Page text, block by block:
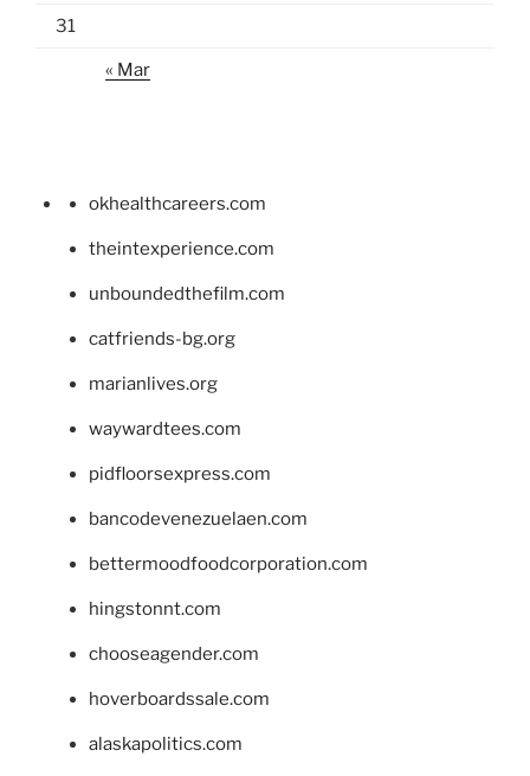
31
« Mar
okhealthcareers.com
theintexperience.com
unboundedthefilm.com
catfriends-bg.org
marianlives.org
waywardtees.com
pidfloorsexpress.com
bancodevenezuelaen.com
bettermoodfoodcorporation.com
hingstonnt.com
chooseagender.com
hoverboardssale.com
alaskapolitics.com